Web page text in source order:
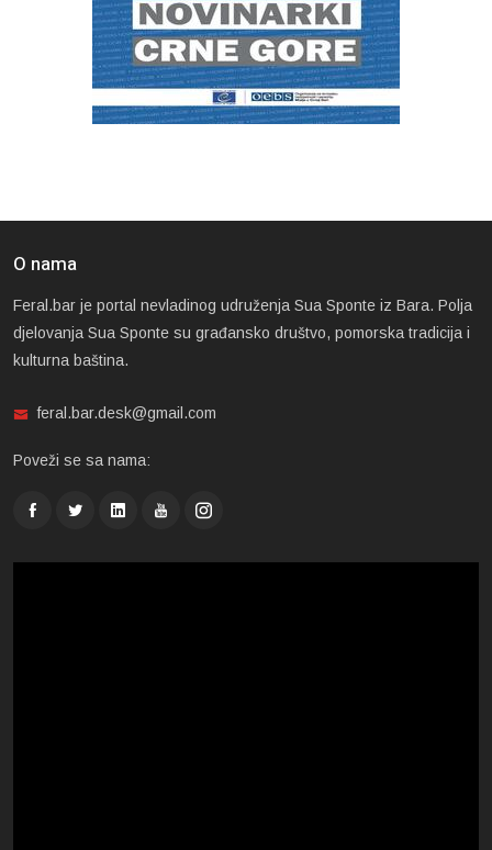
O nama
Feral.bar je portal nevladinog udruženja Sua Sponte iz Bara. Polja
djelovanja Sua Sponte su građansko društvo, pomorska tradicija i
kulturna baština.
feral.bar.desk@gmail.com
Poveži se sa nama: